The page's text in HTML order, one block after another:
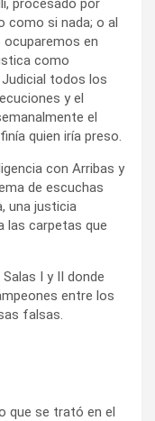
procesado por
como si nada; o al
ocuparemos en
como
Judicial todos los
y el
el
quien iría preso.
con Arribas y
de escuchas
una justicia
las carpetas que
I y II donde
entre los
falsas.
que se trató en el